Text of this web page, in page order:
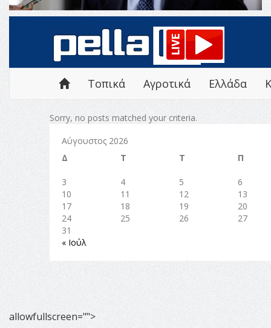
allowfullscreen="">